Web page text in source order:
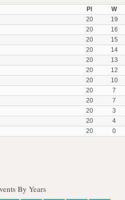
Pl W
20 19
20 16
20 15
20 14
20 13
20 12
20 10
20 7
20 7
20 3
20 4
20 0
By Years